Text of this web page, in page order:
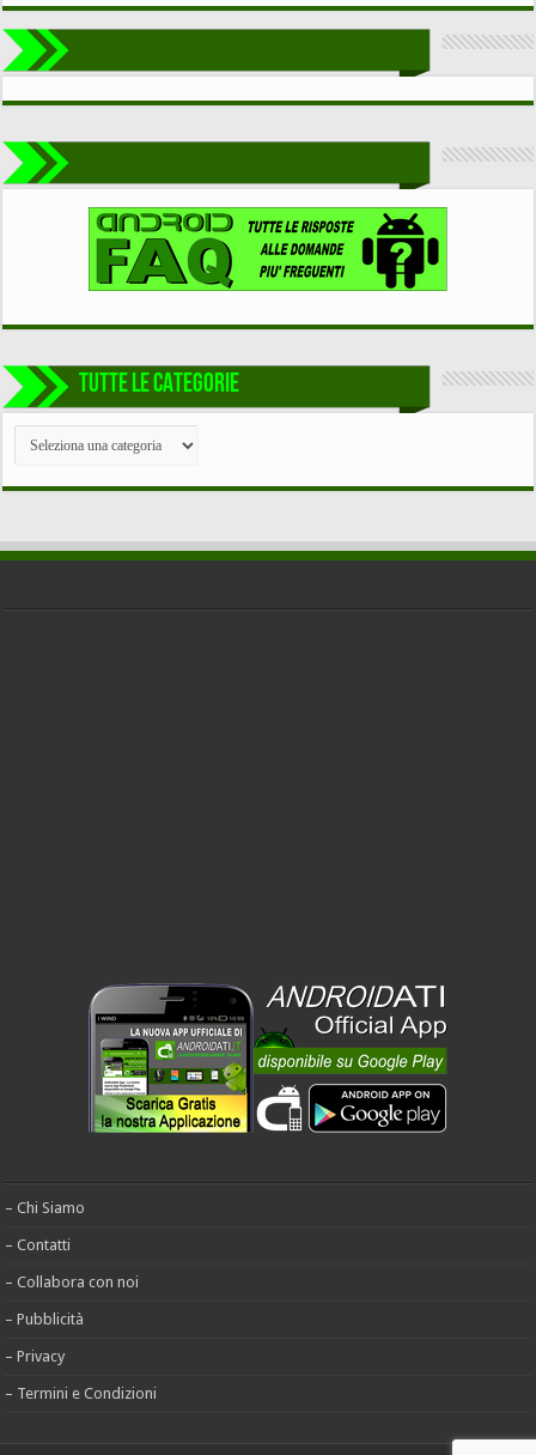
TUTTE LE CATEGORIE
TUTTE
CATEGORIE
– Chi Siamo
– Contatti
– Collabora con noi
– Pubblicità
– Privacy
– Termini e Condizioni